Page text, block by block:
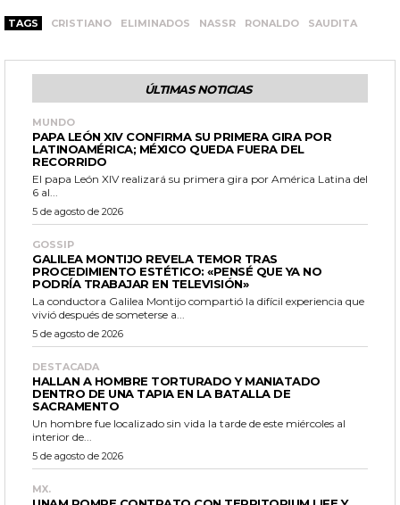
TAGS CRISTIANO ELIMINADOS NASSR RONALDO SAUDITA
ÚLTIMAS NOTICIAS
MUNDO
PAPA LEÓN XIV CONFIRMA SU PRIMERA GIRA POR
LATINOAMÉRICA; MÉXICO QUEDA FUERA DEL
RECORRIDO
El papa León XIV realizará su primera gira por América Latina del
6 al...
5 de agosto de 2026
GOSSIP
GALILEA MONTIJO REVELA TEMOR TRAS
PROCEDIMIENTO ESTÉTICO: «PENSÉ QUE YA NO
PODRÍA TRABAJAR EN TELEVISIÓN»
La conductora Galilea Montijo compartió la difícil experiencia que
vivió después de someterse a...
5 de agosto de 2026
DESTACADA
HALLAN A HOMBRE TORTURADO Y MANIATADO
DENTRO DE UNA TAPIA EN LA BATALLA DE
SACRAMENTO
Un hombre fue localizado sin vida la tarde de este miércoles al
interior de...
5 de agosto de 2026
MX.